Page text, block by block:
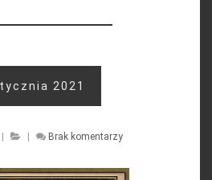
2021
Brak komentarzy